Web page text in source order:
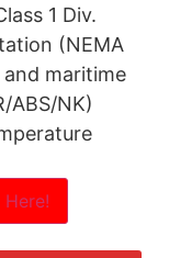
1 Div.
(NEMA
maritime
ABS/NK)